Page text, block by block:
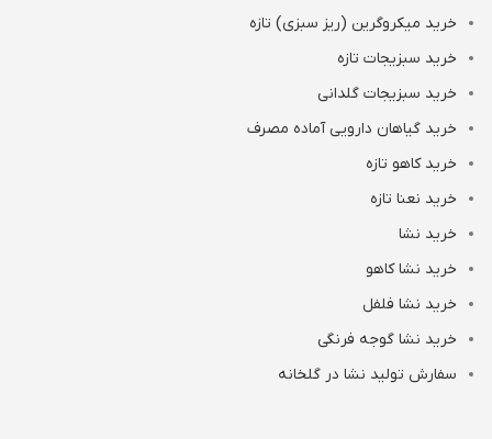
خرید میکروگرین (ریز سبزی) تازه
خرید سبزیجات تازه
خرید سبزیجات گلدانی
خرید گیاهان دارویی آماده مصرف
خرید کاهو تازه
خرید نعنا تازه
خرید نشا
خرید نشا کاهو
خرید نشا فلفل
خرید نشا گوجه فرنگی
سفارش تولید نشا در گلخانه